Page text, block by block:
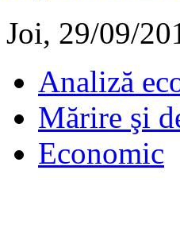
Joi, 29/09/
Analiză
Mărire şi
Economic